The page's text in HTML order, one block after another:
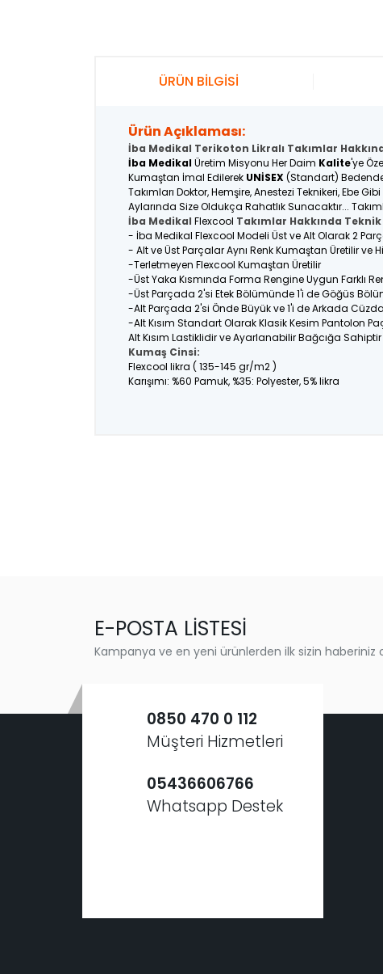
ÜRÜN BİLGİSİ
Ürün Açıklaması:
İba Medikal Terikoton Likralı Takımlar
İba MedikalÜretim Misyonu Her Daim Kalite'ye
Kumaştan İmal Edilerek UNİSEX (Standart)
Takımları Doktor, Hemşire, Anestezi Teknikeri, Ebe
Aylarında Size Oldukça Rahatlık Sunacaktır...
İba Medikal Flexcool Takımlar Hakkında
- İba Medikal Flexcool Modeli Üst ve Alt Olarak 2
- Alt ve Üst Parçalar Aynı Renk Kumaştan Üretilir ve
-Terletmeyen Flexcool Kumaştan Üretilir
-Üst Yaka Kısmında Forma Rengine Uygun Farklı
-Üst Parçada 2'si Etek Bölümünde 1'i de Göğüs
-Alt Parçada 2'si Önde Büyük ve 1'i de Arkada
-Alt Kısım Standart Olarak Klasik Kesim Pantolon
Alt Kısım Lastiklidir ve Ayarlanabilir Bağcığa
Kumaş Cinsi:
Flexcool likra ( 135-145 gr/m2 )
Karışımı: %60 Pamuk, %35: Polyester, 5% likra
E-POSTA LİSTESİ
Kampanya ve en yeni ürünlerden ilk sizin haberiniz
0850 470 0 112
Müşteri Hizmetleri
05436606766
Whatsapp Destek